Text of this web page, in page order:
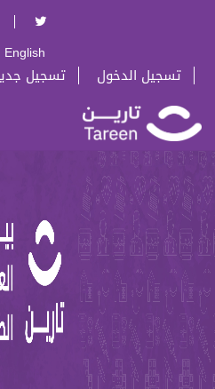
English
تسجيل الدخول تسجيل